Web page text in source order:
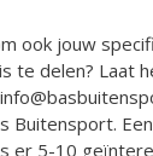
ook jouw
te delen? Laat
Buitensport.
er 5-10